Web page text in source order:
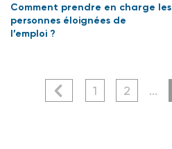
Comment prendre en charge les
personnes éloignées de
l’emploi ?
1 2 ...